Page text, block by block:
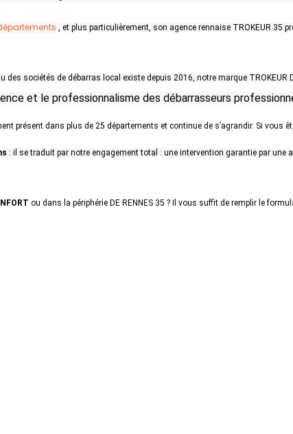
, et plus particulièrement, son agence rennaise TROKEUR 35
des sociétés de débarras local existe depuis 2016, notre marque TROKEUR
et le professionnalisme des débarrasseurs
présent dans plus de 25 départements et continue de s’agrandir. Si vous
: il se traduit par notre engagement total : une intervention garantie par une
ou dans la périphérie DE RENNES 35 ? Il vous suffit de remplir le